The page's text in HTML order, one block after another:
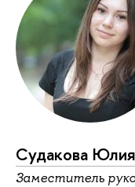
Судакова
Заместитель